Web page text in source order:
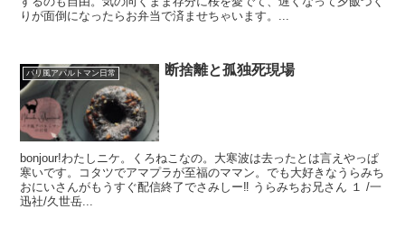
りが面倒になったらお弁当で済ませちゃいます。...
パリ風アパルトマン日常 断捨離と孤独死現場
bonjour!わたしニケ。くろねこなの。大寒波は去ったとは言えやっぱ
寒いです。コタツでアマプラが至福のママン。でも大好きなうらみち
おにいさんがもうすぐ配信終了でさみしー‼ うらみちお兄さん １ /一
迅社/久世岳...